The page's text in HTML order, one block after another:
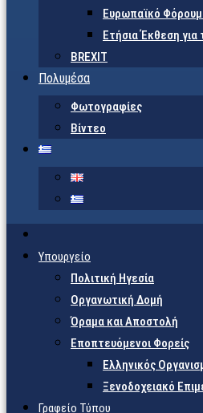
Ευρωπαϊκό Φόρουμ
Ετήσια Έκθεση για
BREXIT
Πολυμέσα
Φωτογραφίες
Βίντεο
Υπουργείο
Πολιτική Ηγεσία
Οργανωτική Δομή
Όραμα και Αποστολή
Εποπτευόμενοι Φορείς
Eλληνικός
Ξενοδοχειακό
Γραφείο Τύπου